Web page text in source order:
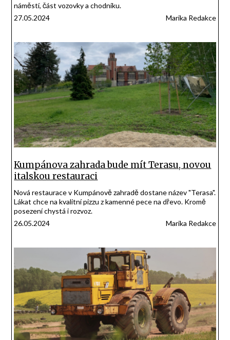
náměstí, část vozovky a chodníku.
27.05.2024
Marika Redakce
Kumpánova zahrada bude mít Terasu, novou
italskou restauraci
Nová restaurace v Kumpánově zahradě dostane název "Terasa".
Lákat chce na kvalitní pizzu z kamenné pece na dřevo. Kromě
posezení chystá i rozvoz.
26.05.2024
Marika Redakce